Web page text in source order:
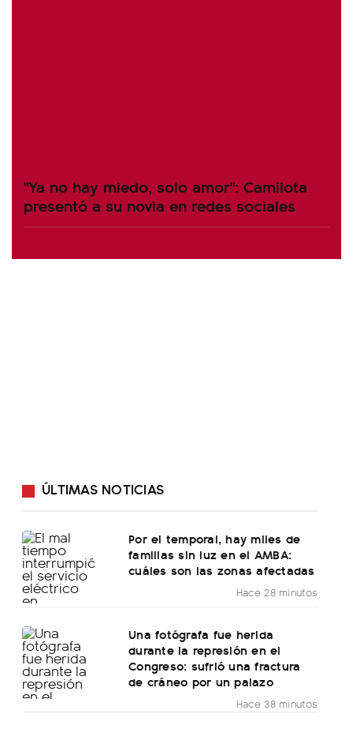
"Ya no hay miedo, solo amor": Camilota
presentó a su novia en redes sociales
ÚLTIMAS NOTICIAS
Por el temporal, hay miles de
familias sin luz en el AMBA:
cuáles son las zonas afectadas
Hace 28 minutos
Una fotógrafa fue herida
durante la represión en el
Congreso: sufrió una fractura
de cráneo por un palazo
Hace 38 minutos